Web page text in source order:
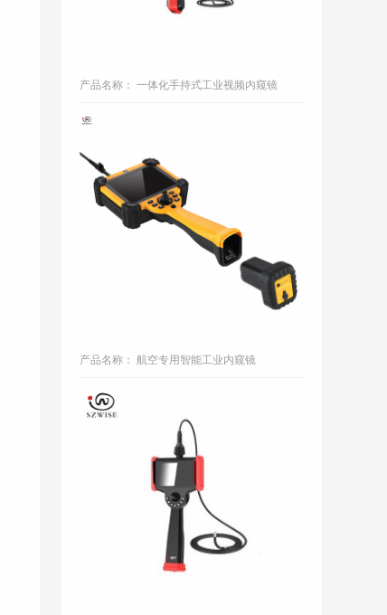
产品名称： 一体化手持式工业视频内窥镜
产品名称： 航空专用智能工业内窥镜